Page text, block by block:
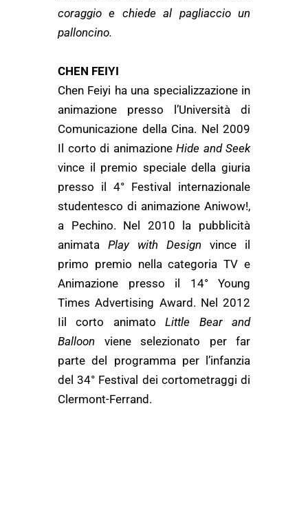
coraggio e chiede al pagliaccio un
palloncino.
CHEN FEIYI
Chen Feiyi ha una specializzazione in
animazione presso l’Università di
Comunicazione della Cina. Nel 2009
Il corto di animazione Hide and Seek
vince il premio speciale della giuria
presso il 4° Festival internazionale
studentesco di animazione Aniwow!,
a Pechino. Nel 2010 la pubblicità
animata Play with Design vince il
primo premio nella categoria TV e
Animazione presso il 14° Young
Times Advertising Award. Nel 2012
Iil corto animatoLittle Bear and
Balloon viene selezionato per far
parte del programma per l’infanzia
del 34° Festival dei cortometraggi di
Clermont-Ferrand.